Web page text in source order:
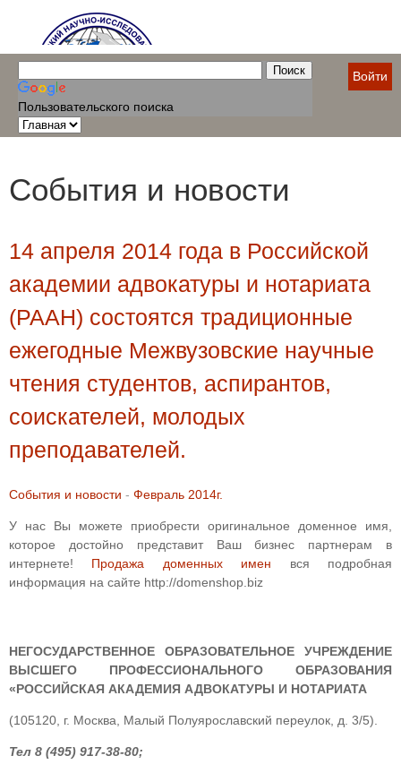
Пользовательского поиска
Войти
События и новости
14 апреля 2014 года в Российской
академии адвокатуры и нотариата
(РААН) состоятся традиционные
ежегодные Межвузовские научные
чтения студентов, аспирантов,
соискателей, молодых
преподавателей.
События и новости - Февраль 2014г.
У нас Вы можете приобрести оригинальное доменное имя,
которое достойно представит Ваш бизнес партнерам в
интернете! Продажа доменных имен вся подробная
информация на сайте http://domenshop.biz
НЕГОСУДАРСТВЕННОЕ ОБРАЗОВАТЕЛЬНОЕ УЧРЕЖДЕНИЕ
ВЫСШЕГО ПРОФЕССИОНАЛЬНОГО ОБРАЗОВАНИЯ
«РОССИЙСКАЯ АКАДЕМИЯ АДВОКАТУРЫ И НОТАРИАТА
(105120, г. Москва, Малый Полуярославский переулок, д. 3/5).
Тел 8 (495) 917-38-80;